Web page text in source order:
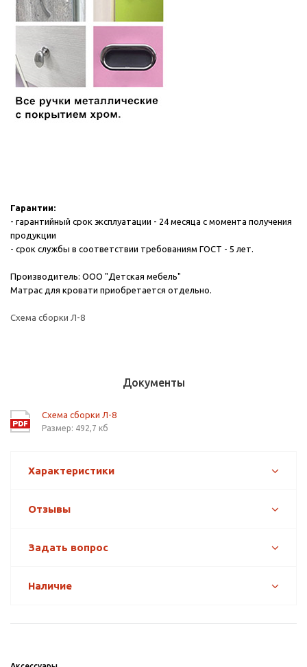
Гарантии:
- гарантийный срок эксплуатации - 24 месяца с момента получения
продукции
- срок службы в соответствии требованиям ГОСТ - 5 лет.
Производитель: ООО "Детская мебель"
Матрас для кровати приобретается отдельно.
Схема сборки Л-8
Документы
Схема сборки Л-8
Размер: 492,7 кб
Характеристики
Отзывы
Задать вопрос
Наличие